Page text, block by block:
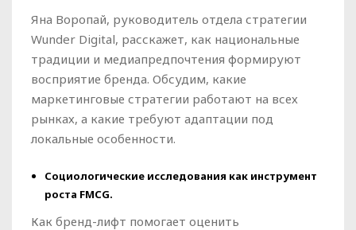
Яна Воропай, руководитель отдела стратегии
Wunder Digital, расскажет, как национальные
традиции и медиапредпочтения формируют
восприятие бренда. Обсудим, какие
маркетинговые стратегии работают на всех
рынках, а какие требуют адаптации под
локальные особенности.
Социологические исследования как инструмент
роста FMCG.
Как бренд-лифт помогает оценить